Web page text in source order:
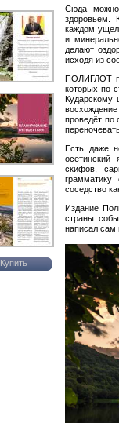
Купить
Сюда
здоровьем.
каждом
и
делают
исходя из
ПОЛИГЛОТ
которых по
Кударскому
проведёт по
Есть даже
осетинский
скифов,
грамматику
соседство
Издание
страны
написал сам